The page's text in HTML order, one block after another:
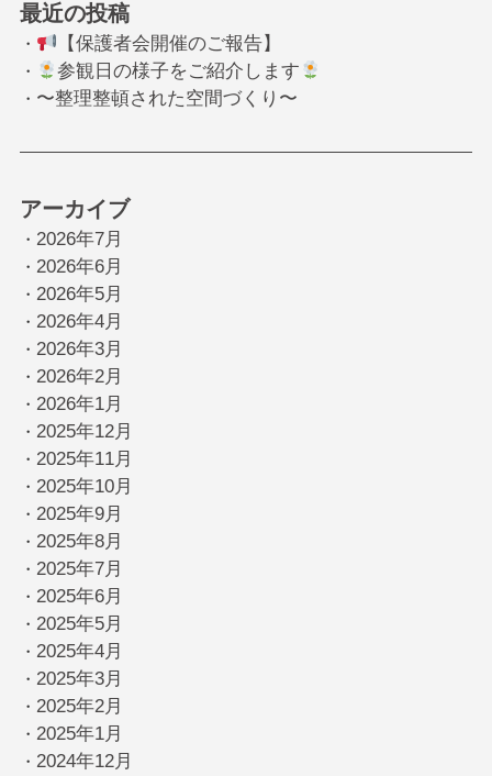
最近の投稿
・ 【保護者会開催のご報告】
・ 参観日の様子をご紹介します
・ 〜整理整頓された空間づくり〜
アーカイブ
・ 2026年7月
・ 2026年6月
・ 2026年5月
・ 2026年4月
・ 2026年3月
・ 2026年2月
・ 2026年1月
・ 2025年12月
・ 2025年11月
・ 2025年10月
・ 2025年9月
・ 2025年8月
・ 2025年7月
・ 2025年6月
・ 2025年5月
・ 2025年4月
・ 2025年3月
・ 2025年2月
・ 2025年1月
・ 2024年12月